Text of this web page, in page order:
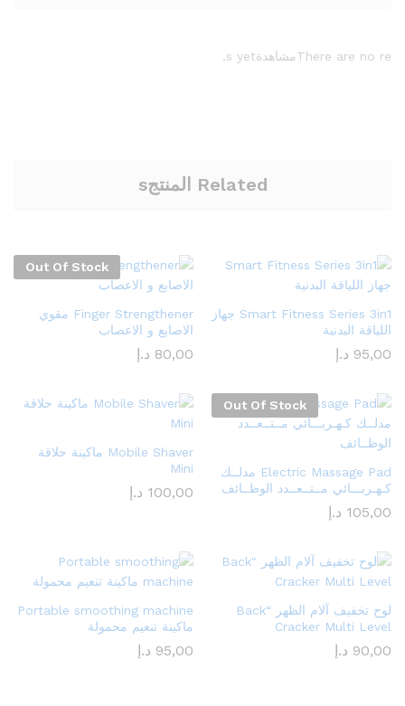
There are no reمشاهدةs yet.
Related المنتجs
Smart Fitness Series 3in1 جهاز
اللياقة البدنية
95,00 د.إ
Out Of Stock
Finger Strengthener مقوي
الاصابع و الاعصاب
80,00 د.إ
Out Of Stock
Electric Massage Pad مدلــك
كـهـربـــائي مــتــعــدد الوظــائف
105,00 د.إ
Mobile Shaver ماكينة حلاقة
Mini
100,00 د.إ
لوح تخفيف آلام الظهر “Back
Cracker Multi Level
90,00 د.إ
Portable smoothing machine
ماكينة تنعيم محمولة
95,00 د.إ